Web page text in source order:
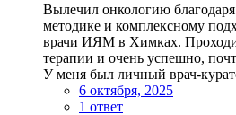
Вылечил онкологию
методике и комплексному
врачи ИЯМ в Химках.
терапии и очень успешно,
У меня был личный врач-
6 октября, 2025
1 ответ